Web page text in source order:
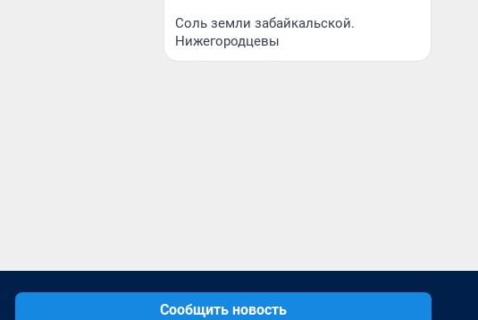
Соль земли забайкальской.
Нижегородцевы
Сообщить новость